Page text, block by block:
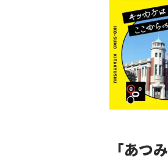
「あつ